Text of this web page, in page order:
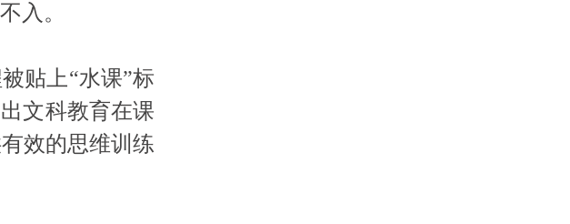
入。
贴上“水课”标
文科教育在课
效的思维训练